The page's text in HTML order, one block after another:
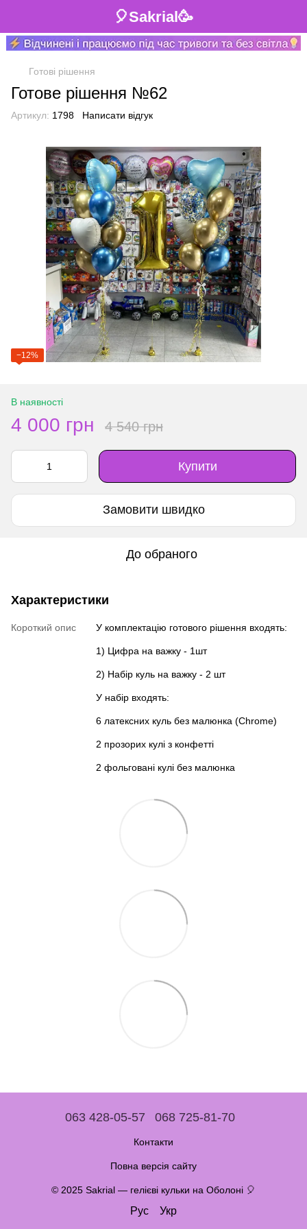
🎈Sakrial🥳
Готові рішення
Готове рішення №62
Артикул: 1798 Написати відгук
−12%
В наявності
4 000 грн 4 540 грн
Купити
Замовити швидко
До обраного
Характеристики
Короткий опис У комплектацію готового рішення входять:
1) Цифра на важку - 1шт
2) Набір куль на важку - 2 шт
У набір входять:
6 латексних куль без малюнка (Chrome)
2 прозорих кулі з конфетті
2 фольговані кулі без малюнка
063 428-05-57 068 725-81-70
Контакти
Повна версія сайту
© 2025 Sakrial — гелієві кульки на Оболоні 🎈
Рус Укр